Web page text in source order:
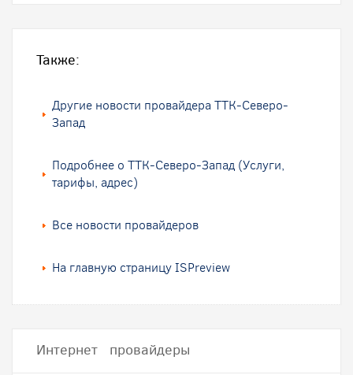
Также:
Другие новости провайдера ТТК-Северо-
Запад
Подробнее о ТТК-Северо-Запад (Услуги,
тарифы, адрес)
Все новости провайдеров
На главную страницу ISPreview
Интернет провайдеры